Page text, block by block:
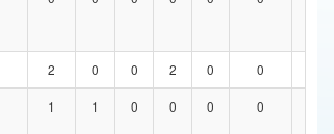
e dos Direitos Humanos
2 0 0 2 0 0
1 1 0 0 0 0